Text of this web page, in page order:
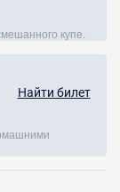
купе.
Найти билет